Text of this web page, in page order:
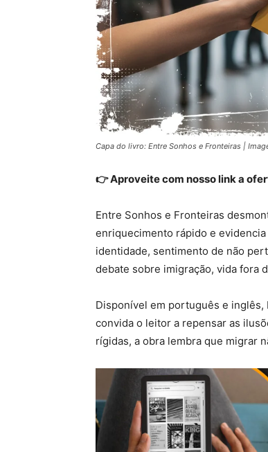
Capa do livro: Entre Sonhos e Fronteiras |
👉 Aproveite com nosso link a
Entre Sonhos e Fronteiras
enriquecimento rápido e
identidade, sentimento de não
debate sobre imigração, vida fora
Disponível em português e
convida o leitor a repensar as
rígidas, a obra lembra que migrar